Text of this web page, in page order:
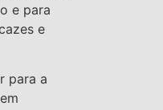
e para
e
para a